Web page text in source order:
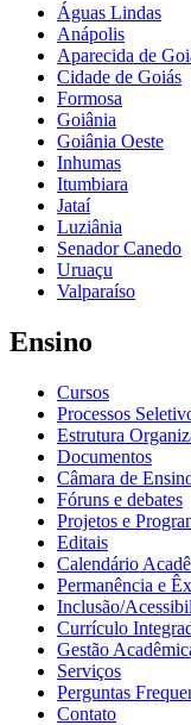
Águas Lindas
Anápolis
Aparecida de
Cidade de Goiás
Formosa
Goiânia
Goiânia Oeste
Inhumas
Itumbiara
Jataí
Luziânia
Senador Canedo
Uruaçu
Valparaíso
Ensino
Cursos
Processos
Estrutura
Documentos
Câmara de
Fóruns e debates
Projetos e
Editais
Calendário
Permanência e
Inclusão/
Currículo
Gestão
Serviços
Perguntas
Contato